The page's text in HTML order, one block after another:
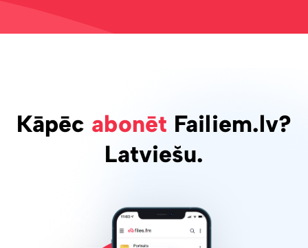
Kāpēc abonēt Failiem.lv?
Latviešu.